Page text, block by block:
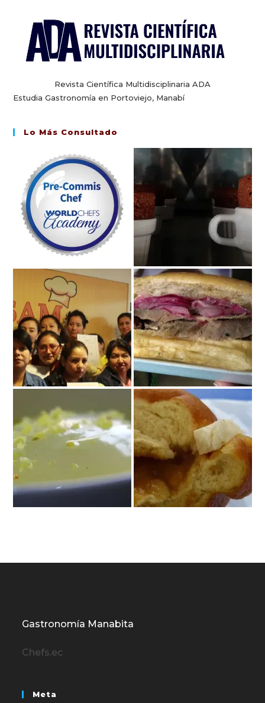
Revista Científica Multidisciplinaria ADA
Estudia Gastronomía en Portoviejo, Manabí
Lo Más Consultado
Gastronomía Manabita
Chefs.ec
Meta